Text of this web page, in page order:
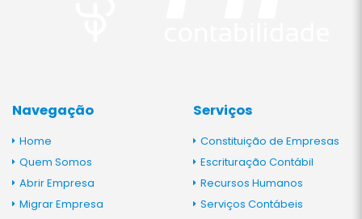
Navegação
Home
Quem Somos
Abrir Empresa
Migrar Empresa
Serviços
Constituição de Empresas
Escrituração Contábil
Recursos Humanos
Serviços Contábeis